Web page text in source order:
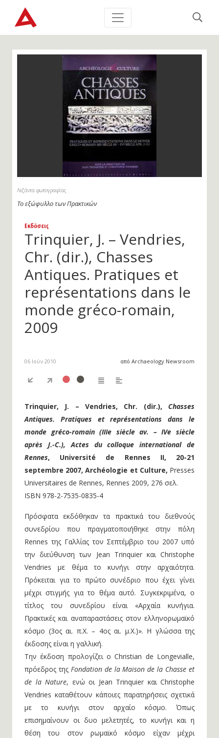
Λεζάντα φωτογραφίας
Το εξώφυλλο των Πρακτικών
Εκδόσεις
Trinquier, J. – Vendries,
Chr. (dir.), Chasses
Antiques. Pratiques et
représentations dans le
monde gréco-romain,
2009
06 Ιούν 2010 από Archaeology Newsroom
Trinquier, J. – Vendries, Chr. (dir.), Chasses
Antiques. Pratiques et représentations dans le
monde gréco-romain (IIIe siècle av. – IVe siècle
après J.-C.), Actes du colloque international de
Rennes, Université de Rennes II, 20-21
septembre 2007, Archéologie et Culture, Presses
Universitaires de Rennes, Rennes 2009, 276 σελ.
ISBN 978-2-7535-0835-4
Πρόσφατα εκδόθηκαν τα πρακτικά του διεθνούς
συνεδρίου που πραγματοποιήθηκε στην πόλη
Rennes της Γαλλίας τον Σεπτέμβριο του 2007 υπό
την διεύθυνση των Jean Trinquier και Christophe
Vendries με θέμα το κυνήγι στην αρχαιότητα.
Πρόκειται για το πρώτο συνέδριο που έχει γίνει
μέχρι στιγμής για το θέμα αυτό. Συγκεκριμένα, ο
τίτλος του συνεδρίου είναι «Αρχαία κυνήγια.
Πρακτικές και αναπαραστάσεις στον ελληνορωμαϊκό
κόσμο (3ος αι. π.Χ. – 4ος αι. μ.Χ.)». Η γλώσσα της
έκδοσης είναι η γαλλική.
Την έκδοση προλογίζει ο Christian de Longevialle,
πρόεδρος της Fondation de la Maison de la Chasse et
de la Nature, ενώ οι Jean Trinquier και Christophe
Vendries καταθέτουν κάποιες παρατηρήσεις σχετικά
με το κυνήγι στον αρχαίο κόσμο. Όπως
επισημαίνουν οι δυο μελετητές, το κυνήγι και η
θέση του στον ρωμαϊκό κόσμο είχαν μέχρι